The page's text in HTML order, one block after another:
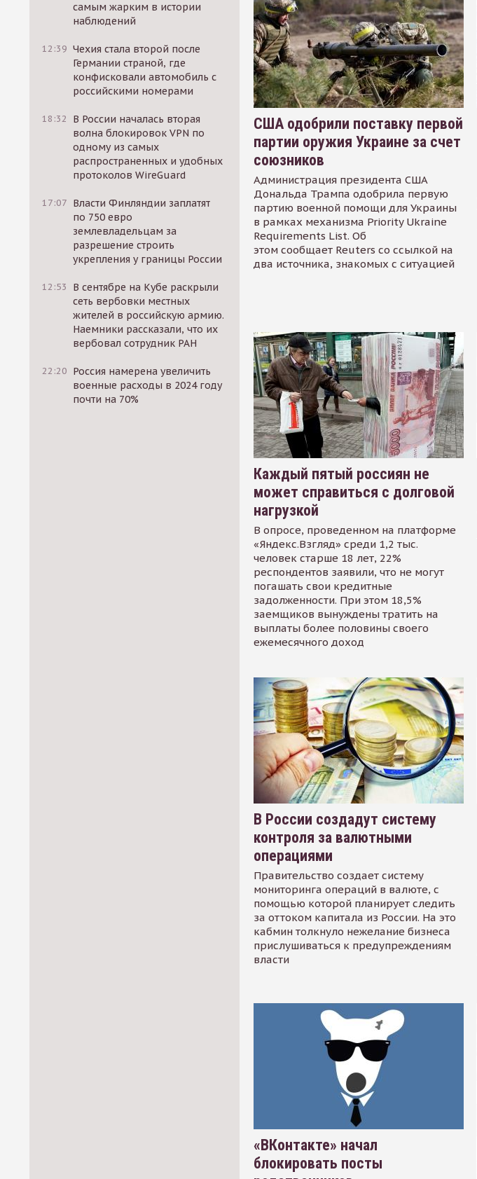
самым жарким в истории
наблюдений
12:39 Чехия стала второй после
Германии страной, где
конфисковали автомобиль с
российскими номерами
18:32
В России началась вторая
волна блокировок VPN по
одному из самых
распространенных и удобных
протоколов WireGuard
17:07 Власти Финляндии заплатят
по 750 евро
землевладельцам за
разрешение строить
укрепления у границы России
12:53
В сентябре на Кубе раскрыли
сеть вербовки местных
жителей в российскую армию.
Наемники рассказали, что их
вербовал сотрудник РАН
22:20 Россия намерена увеличить
военные расходы в 2024 году
почти на 70%
США одобрили поставку первой
партии оружия Украине за счет
союзников
Администрация президента США
Дональда Трампа одобрила первую
партию военной помощи для Украины
в рамках механизма Priority Ukraine
Requirements List. Об
этом сообщает Reuters со ссылкой на
два источника, знакомых с ситуацией
Каждый пятый россиян не
может справиться с долговой
нагрузкой
В опросе, проведенном на платформе
«Яндекс.Взгляд» среди 1,2 тыс.
человек старше 18 лет, 22%
респондентов заявили, что не могут
погашать свои кредитные
задолженности. При этом 18,5%
заемщиков вынуждены тратить на
выплаты более половины своего
ежемесячного доход
В России создадут систему
контроля за валютными
операциями
Правительство создает систему
мониторинга операций в валюте, с
помощью которой планирует следить
за оттоком капитала из России. На это
кабмин толкнуло нежелание бизнеса
прислушиваться к предупреждениям
власти
«ВКонтакте» начал
блокировать посты